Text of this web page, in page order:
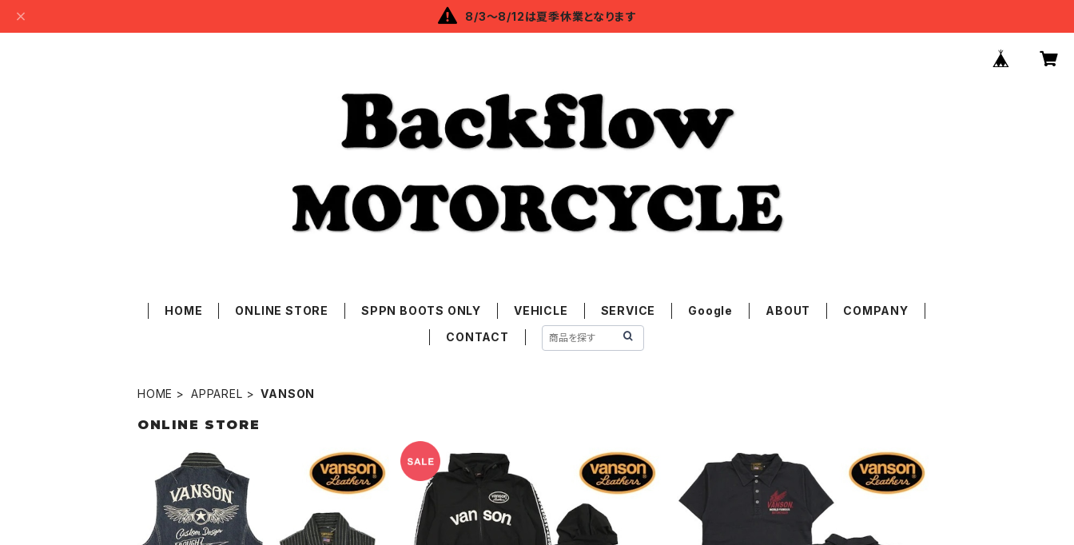
8/3～8/12は夏季休業となります
HOME ONLINE STORE SPPN BOOTS ONLY VEHICLE SERVICE Google ABOUT
COMPANY
CONTACT
HOME APPAREL VANSON
ONLINE STORE